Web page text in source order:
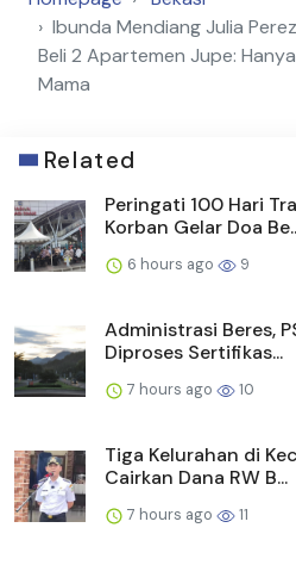
Ibunda Mendiang Julia
Beli 2 Apartemen Jupe:
Mama
Related
Peringati 100 Hari
Korban Gelar Doa
6 hours ago 9
Administrasi Beres,
Diproses Sertifikas...
7 hours ago 10
Tiga Kelurahan di
Cairkan Dana RW B...
7 hours ago 11